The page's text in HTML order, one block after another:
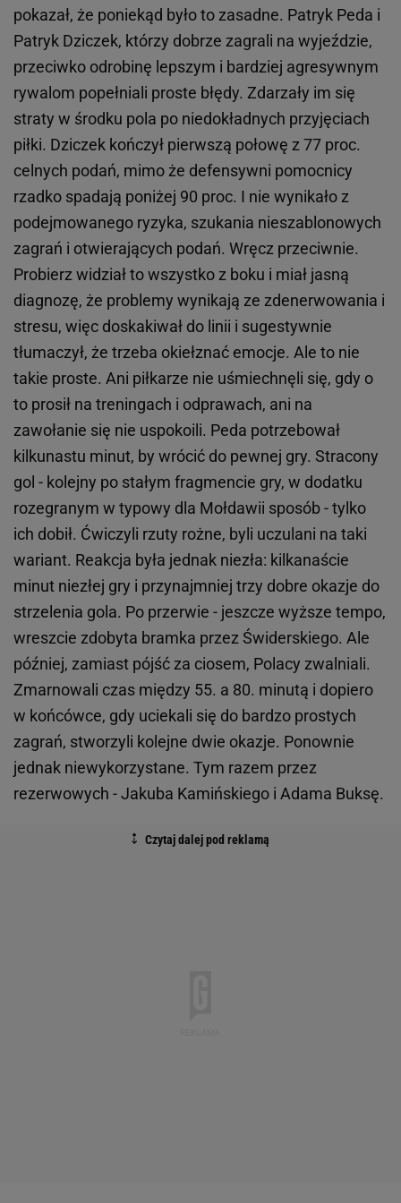
pokazał, że poniekąd było to zasadne. Patryk Peda i
Patryk Dziczek, którzy dobrze zagrali na wyjeździe,
przeciwko odrobinę lepszym i bardziej agresywnym
rywalom popełniali proste błędy. Zdarzały im się
straty w środku pola po niedokładnych przyjęciach
piłki. Dziczek kończył pierwszą połowę z 77 proc.
celnych podań, mimo że defensywni pomocnicy
rzadko spadają poniżej 90 proc. I nie wynikało z
podejmowanego ryzyka, szukania nieszablonowych
zagrań i otwierających podań. Wręcz przeciwnie.
Probierz widział to wszystko z boku i miał jasną
diagnozę, że problemy wynikają ze zdenerwowania i
stresu, więc doskakiwał do linii i sugestywnie
tłumaczył, że trzeba okiełznać emocje. Ale to nie
takie proste. Ani piłkarze nie uśmiechnęli się, gdy o
to prosił na treningach i odprawach, ani na
zawołanie się nie uspokoili. Peda potrzebował
kilkunastu minut, by wrócić do pewnej gry. Stracony
gol - kolejny po stałym fragmencie gry, w dodatku
rozegranym w typowy dla Mołdawii sposób - tylko
ich dobił. Ćwiczyli rzuty rożne, byli uczulani na taki
wariant. Reakcja była jednak niezła: kilkanaście
minut niezłej gry i przynajmniej trzy dobre okazje do
strzelenia gola. Po przerwie - jeszcze wyższe tempo,
wreszcie zdobyta bramka przez Świderskiego. Ale
później, zamiast pójść za ciosem, Polacy zwalniali.
Zmarnowali czas między 55. a 80. minutą i dopiero
w końcówce, gdy uciekali się do bardzo prostych
zagrań, stworzyli kolejne dwie okazje. Ponownie
jednak niewykorzystane. Tym razem przez
rezerwowych - Jakuba Kamińskiego i Adama Buksę.